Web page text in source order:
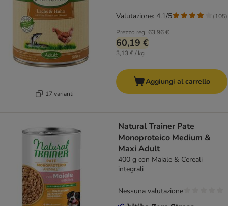
17 varianti
Prezzo reg. 63,96 €
60,19 €
3,13 € / kg
Valutazione: 4.1/5 (105)
Aggiungi al carrello
Natural Trainer Pate
Monoproteico Medium &
Maxi Adult
400 g con Maiale & Cereali
integrali
Nessuna valutazione